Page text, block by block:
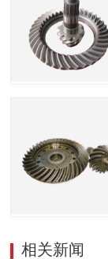
相关新闻